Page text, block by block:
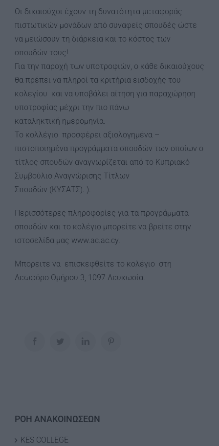
Οι δικαιούχοι έχουν τη δυνατότητα μεταφοράς
πιστωτικών μονάδων από συναφείς σπουδές ώστε
να μειώσουν τη διάρκεια και το κόστος των
σπουδών τους!
Για την παροχή των υποτροφιών, ο κάθε δικαιούχους
θα πρέπει να πληροί τα κριτήρια εισδοχής του
κολεγίου και να υποβάλει αίτηση για παραχώρηση
υποτροφίας μέχρι την πιο πάνω
καταληκτική ημερομηνία.
Το κολλέγιο προσφέρει αξιολογημένα –
πιστοποιημένα προγράμματα σπουδών των οποίων ο
τίτλος σπουδών αναγνωρίζεται από το Κυπριακό
Συμβούλιο Αναγνώρισης Τίτλων
Σπουδών (ΚΥΣΑΤΣ). ).
Περισσότερες πληροφορίες για τα προγράμματα
σπουδών και το κολέγιο μπορείτε να βρείτε στην
ιστοσελίδα μας www.ac.ac.cy.
Μπορειτε να επισκεφθείτε το κολέγιο στη
Λεωφόρο Ομήρου 3, 1097 Λευκωσία.
ΡΟΗ ΑΝΑΚΟΙΝΩΣΕΩΝ
KES COLLEGE